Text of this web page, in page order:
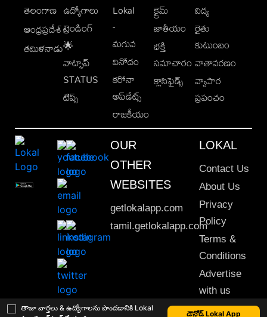
తాజా వార్తలు & ఉద్యోగాలను పొందడానికి Lokal
డౌన్లోడ్ Lokal App
తెలంగాణ
ఆంధ్రప్రదేశ్
తమిళనాడు
ఉద్యోగాలు
ట్రెండింగ్
🌟
వాట్సాప్
STATUS
టిప్స్
Lokal
-
మగువ
వినోదం
కరోనా
అప్‌డేట్స్
రాజకీయం
క్రైమ్
జాతీయం
భక్తి
సమాచారం
క్లాసిఫైడ్స్
విద్య
రైతు
కుటుంబం
వాతావరణం
వ్యాపార
ప్రపంచం
OUR
OTHER
WEBSITES
getlokalapp.com
tamil.getlokalapp.com
LOKAL
Contact Us
About Us
Privacy
Policy
Terms &
Conditions
Advertise
with us
Sitemap